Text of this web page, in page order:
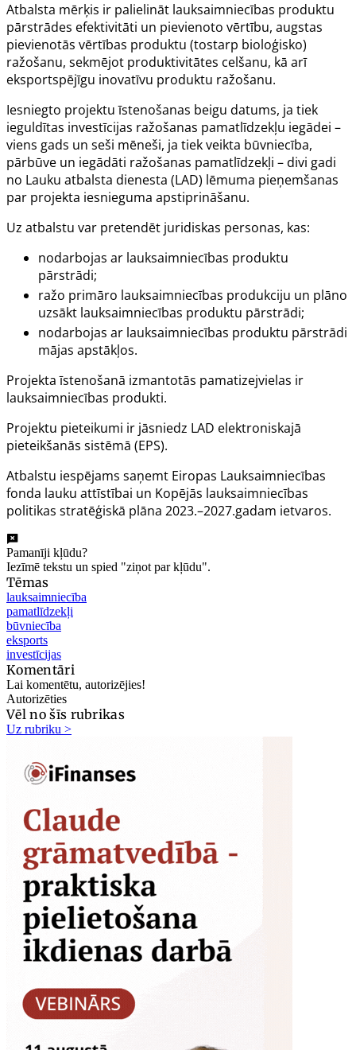
Atbalsta mērķis ir palielināt lauksaimniecības produktu
pārstrādes efektivitāti un pievienoto vērtību, augstas
pievienotās vērtības produktu (tostarp bioloģisko)
ražošanu, sekmējot produktivitātes celšanu, kā arī
eksportspējīgu inovatīvu produktu ražošanu.
Iesniegto projektu īstenošanas beigu datums, ja tiek
ieguldītas investīcijas ražošanas pamatlīdzekļu iegādei –
viens gads un seši mēneši, ja tiek veikta būvniecība,
pārbūve un iegādāti ražošanas pamatlīdzekļi – divi gadi
no Lauku atbalsta dienesta (LAD) lēmuma pieņemšanas
par projekta iesnieguma apstiprināšanu.
Uz atbalstu var pretendēt juridiskas personas, kas:
nodarbojas ar lauksaimniecības produktu
pārstrādi;
ražo primāro lauksaimniecības produkciju un plāno
uzsākt lauksaimniecības produktu pārstrādi;
nodarbojas ar lauksaimniecības produktu pārstrādi
mājas apstākļos.
Projekta īstenošanā izmantotās pamatizejvielas ir
lauksaimniecības produkti.
Projektu pieteikumi ir jāsniedz LAD elektroniskajā
pieteikšanās sistēmā (EPS).
Atbalstu iespējams saņemt Eiropas Lauksaimniecības
fonda lauku attīstībai un Kopējās lauksaimniecības
politikas stratēģiskā plāna 2023.–2027.gadam ietvaros.
Pamanīji kļūdu?
Iezīmē tekstu un spied "ziņot par kļūdu".
Tēmas
lauksaimniecība
pamatlīdzekļi
būvniecība
eksports
investīcijas
Komentāri
Lai komentētu, autorizējies!
Autorizēties
Vēl no šīs rubrikas
Uz rubriku >